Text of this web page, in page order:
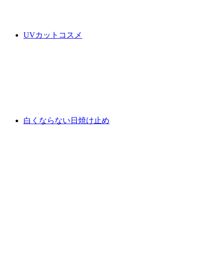
UVカットコスメ
白くならない日焼け止め